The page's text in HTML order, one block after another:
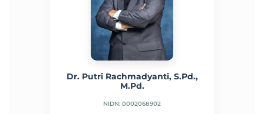
Dr. Putri Rachmadyanti, S.Pd.,
M.Pd.
NIDN: 0002068902